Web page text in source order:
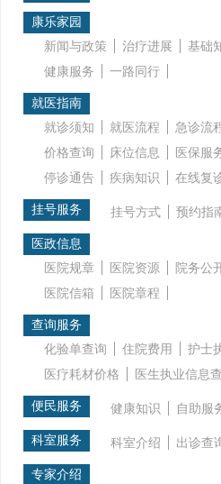
康乐家园
新闻与政策
治疗进展 基础
健康服务
一路同行
就医指南
就诊须知
就医流程 急诊流
价格查询
床位信息 医保服
停诊通告
疾病知识 在线复
挂号服务 挂号方式 预约指
医政信息
医院规章
医院资源 院务公
医院信箱
医院章程
查询服务
化验单查询
住院费用
护士
医疗耗材价格
医生执业信息
便民服务 健康知识 自助服
科室服务 科室介绍 出诊查
专家介绍